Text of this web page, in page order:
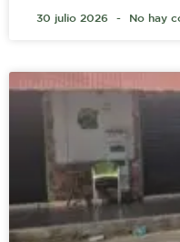
30 julio 2026 No hay